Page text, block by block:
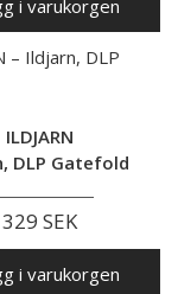
i varukorgen
ILDJARN
DLP Gatefold
329 SEK
i varukorgen